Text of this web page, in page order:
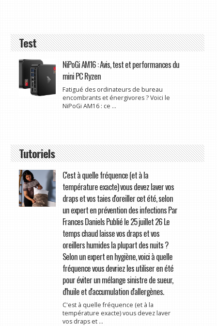
Test
NiPoGi AM16 : Avis, test et performances du
mini PC Ryzen
Fatigué des ordinateurs de bureau
encombrants et énergivores ? Voici le
NiPoGi AM16 : ce ...
Tutoriels
C'est à quelle fréquence (et à la
température exacte) vous devez laver vos
draps et vos taies d'oreiller cet été, selon
un expert en prévention des infections Par
Frances Daniels Publié le 25 juillet 26 Le
temps chaud laisse vos draps et vos
oreillers humides la plupart des nuits ?
Selon un expert en hygiène, voici à quelle
fréquence vous devriez les utiliser en été
pour éviter un mélange sinistre de sueur,
d'huile et d'accumulation d'allergènes.
C'est à quelle fréquence (et à la
température exacte) vous devez laver
vos draps et ...